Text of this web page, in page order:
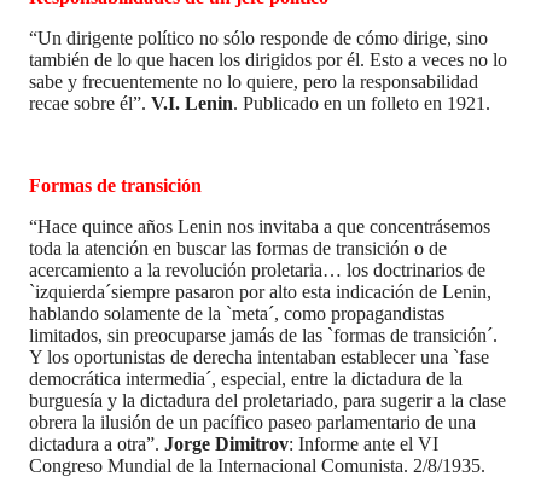
“Un dirigente político no sólo responde de cómo dirige, sino
también de lo que hacen los dirigidos por él. Esto a veces no lo
sabe y frecuentemente no lo quiere, pero la responsabilidad
recae sobre él”. V.I. Lenin. Publicado en un folleto en 1921.
Formas de transición
“Hace quince años Lenin nos invitaba a que concentrásemos
toda la atención en buscar las formas de transición o de
acercamiento a la revolución proletaria… los doctrinarios de
`izquierda´siempre pasaron por alto esta indicación de Lenin,
hablando solamente de la `meta´, como propagandistas
limitados, sin preocuparse jamás de las `formas de transición´.
Y los oportunistas de derecha intentaban establecer una `fase
democrática intermedia´, especial, entre la dictadura de la
burguesía y la dictadura del proletariado, para sugerir a la clase
obrera la ilusión de un pacífico paseo parlamentario de una
dictadura a otra”. Jorge Dimitrov: Informe ante el VI
Congreso Mundial de la Internacional Comunista. 2/8/1935.